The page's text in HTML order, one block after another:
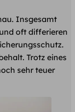
Insgesamt
oft differieren
Trotz eines
sehr teuer